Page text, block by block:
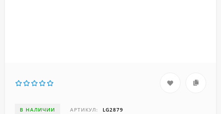
В НАЛИЧИИ АРТИКУЛ: LG2879